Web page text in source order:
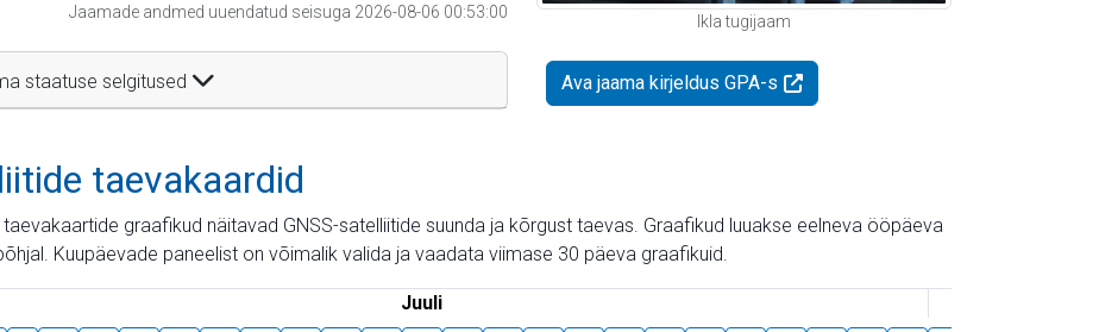
Jaamade andmed uuendatud seisuga 2026-08-06 00:53:00
staatuse selgitused
Ikla tugijaam
Ava jaama kirjeldus GPA-s
taevakaardid
taevakaartide graafikud näitavad GNSS-satelliitide suunda ja kõrgust taevas. Graafikud luuakse eelneva ööpäeva
Kuupäevade paneelist on võimalik valida ja vaadata viimase 30 päeva graafikuid.
Juuli